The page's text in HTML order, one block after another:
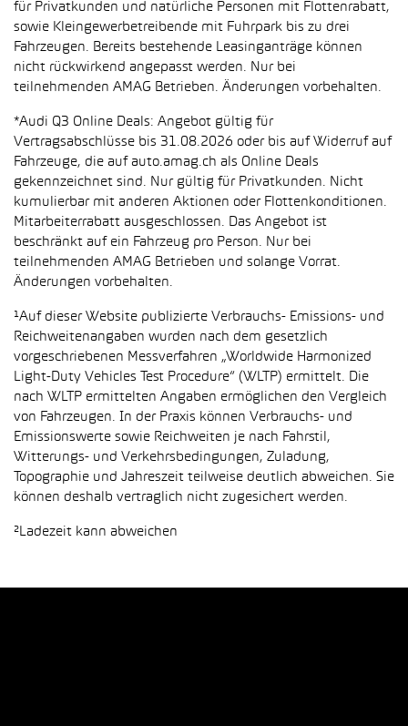
für Privatkunden und natürliche Personen mit Flottenrabatt,
sowie Kleingewerbetreibende mit Fuhrpark bis zu drei
Fahrzeugen. Bereits bestehende Leasinganträge können
nicht rückwirkend angepasst werden. Nur bei
teilnehmenden AMAG Betrieben. Änderungen vorbehalten.
*Audi Q3 Online Deals: Angebot gültig für
Vertragsabschlüsse bis 31.08.2026 oder bis auf Widerruf auf
Fahrzeuge, die auf auto.amag.ch als Online Deals
gekennzeichnet sind. Nur gültig für Privatkunden. Nicht
kumulierbar mit anderen Aktionen oder Flottenkonditionen.
Mitarbeiterrabatt ausgeschlossen. Das Angebot ist
beschränkt auf ein Fahrzeug pro Person. Nur bei
teilnehmenden AMAG Betrieben und solange Vorrat.
Änderungen vorbehalten.
¹Auf dieser Website publizierte Verbrauchs- Emissions- und
Reichweitenangaben wurden nach dem gesetzlich
vorgeschriebenen Messverfahren „Worldwide Harmonized
Light-Duty Vehicles Test Procedure“ (WLTP) ermittelt. Die
nach WLTP ermittelten Angaben ermöglichen den Vergleich
von Fahrzeugen. In der Praxis können Verbrauchs- und
Emissionswerte sowie Reichweiten je nach Fahrstil,
Witterungs- und Verkehrsbedingungen, Zuladung,
Topographie und Jahreszeit teilweise deutlich abweichen. Sie
können deshalb vertraglich nicht zugesichert werden.
²Ladezeit kann abweichen